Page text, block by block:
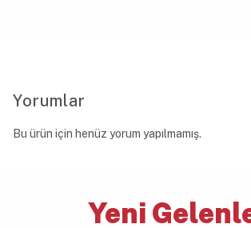
Yorumlar
Bu ürün için henüz yorum yapılmamış.
Yeni